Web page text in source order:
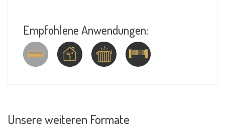
Empfohlene Anwendungen:
Unsere weiteren Formate